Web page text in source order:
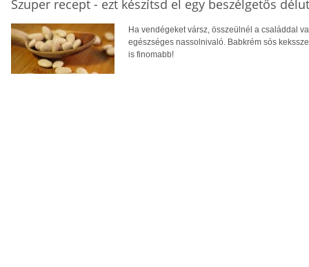
Szuper recept - ezt készítsd el egy beszélgetős
Ha vendégeket vársz, összeülnél a családdal
egészséges nassolnivaló. Babkrém sós
is finomabb!